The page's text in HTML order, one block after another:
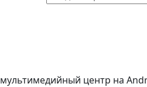
мультимедийный центр на